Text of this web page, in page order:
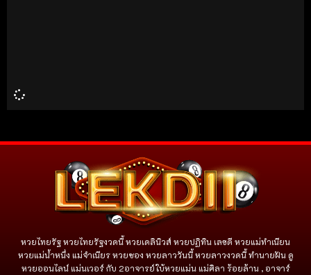
หวยไทยรัฐ หวยไทยรัฐงวดนี้ หวยเดลินิวส์ หวยปฏิทิน เลขดี หวยแม่ทำเนียน
หวยแม่น้ำหนึ่ง แม่จําเนียร หวยซอง หวยลาววันนี้ หวยลาวงวดนี้ ทำนายฝัน ดู
หวยออนไลน์ แม่นเวอร์ กับ 2อาจารย์ใบ้หวยแม่น แม่ศิลา ร้อยล้าน , อาจาร์